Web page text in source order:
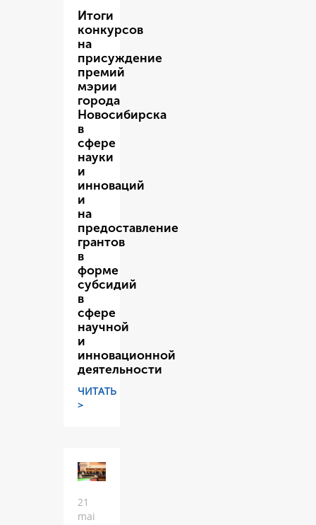
Итоги
конкурсов
на
присуждение
премий
мэрии
города
Новосибирска
в
сфере
науки
и
инноваций
и
на
предоставление
грантов
в
форме
субсидий
в
сфере
научной
и
инновационной
деятельности
ЧИТАТЬ
>
21
mai